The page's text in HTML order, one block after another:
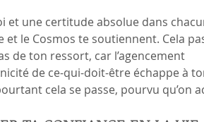
et une certitude absolue dans
le Cosmos te soutiennent. Cela
de ton ressort, car l’agencement
de ce-qui-doit-être échappe à
cela se passe, pourvu qu’on